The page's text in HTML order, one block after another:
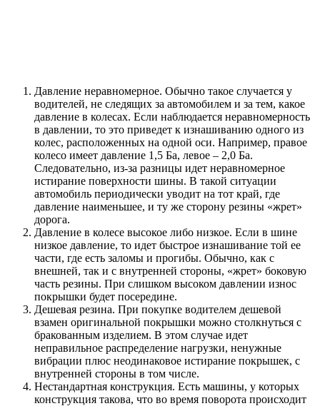
Давление неравномерное. Обычно такое случается у
водителей, не следящих за автомобилем и за тем, какое
давление в колесах. Если наблюдается неравномерность
в давлении, то это приведет к изнашиванию одного из
колес, расположенных на одной оси. Например, правое
колесо имеет давление 1,5 Ба, левое – 2,0 Ба.
Следовательно, из-за разницы идет неравномерное
истирание поверхности шины. В такой ситуации
автомобиль периодически уводит на тот край, где
давление наименьшее, и ту же сторону резины «жрет»
дорога.
Давление в колесе высокое либо низкое. Если в шине
низкое давление, то идет быстрое изнашивание той ее
части, где есть заломы и прогибы. Обычно, как с
внешней, так и с внутренней стороны, «жрет» боковую
часть резины. При слишком высоком давлении износ
покрышки будет посередине.
Дешевая резина. При покупке водителем дешевой
взамен оригинальной покрышки можно столкнуться с
бракованным изделием. В этом случае идет
неправильное распределение нагрузки, ненужные
вибрации плюс неодинаковое истирание покрышек, с
внутренней стороны в том числе.
Нестандартная конструкция. Есть машины, у которых
конструкция такова, что во время поворота происходит